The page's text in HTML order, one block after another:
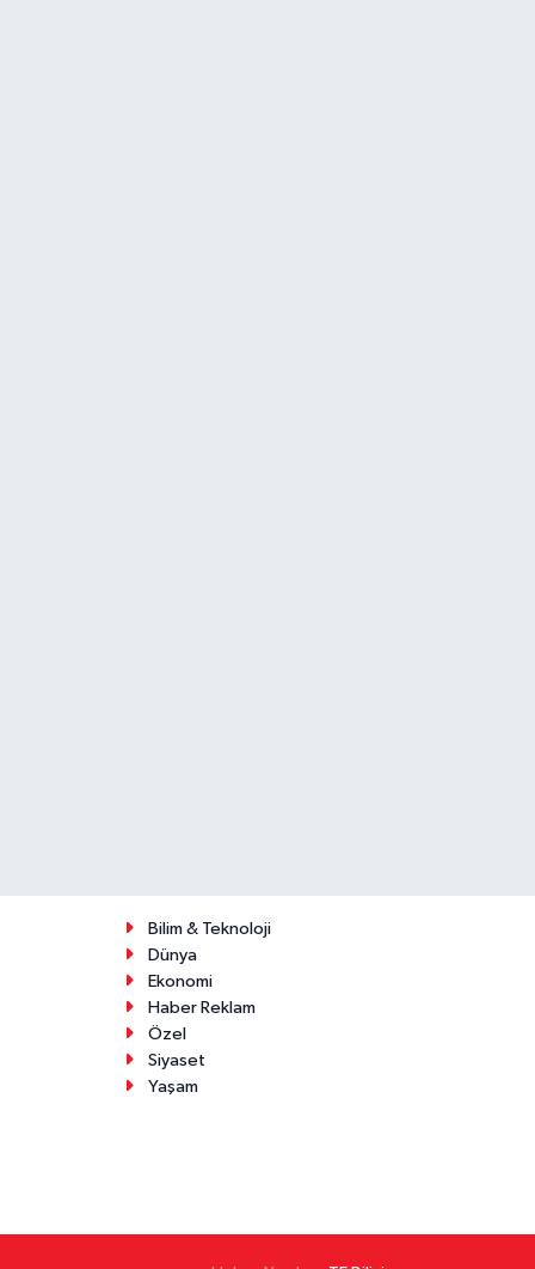
Bilim & Teknoloji
Dünya
Ekonomi
Haber Reklam
Özel
Siyaset
Yaşam